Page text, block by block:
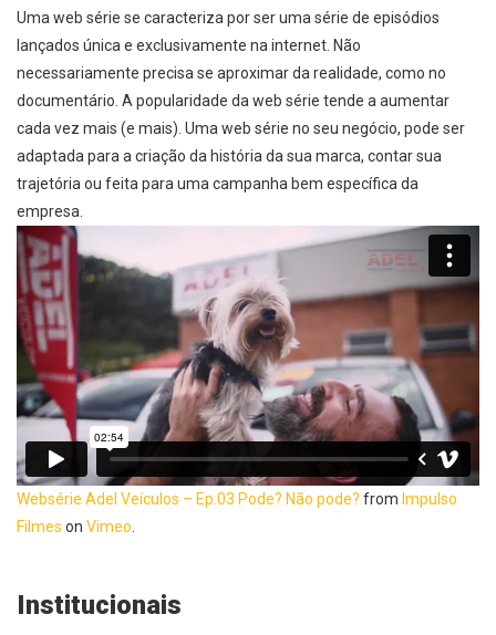
Uma web série se caracteriza por ser uma série de episódios
lançados única e exclusivamente na internet. Não
necessariamente precisa se aproximar da realidade, como no
documentário. A popularidade da web série tende a aumentar
cada vez mais (e mais). Uma web série no seu negócio, pode ser
adaptada para a criação da história da sua marca, contar sua
trajetória ou feita para uma campanha bem específica da
empresa.
Websérie Adel Veículos – Ep.03 Pode? Não pode? from Impulso
Filmes on Vimeo.
Institucionais